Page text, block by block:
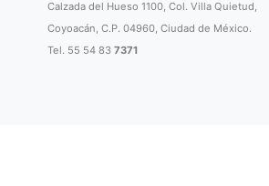
Calzada del Hueso 1100, Col. Villa Quietud,
Coyoacán, C.P. 04960, Ciudad de México.
Tel. 55 54 837371